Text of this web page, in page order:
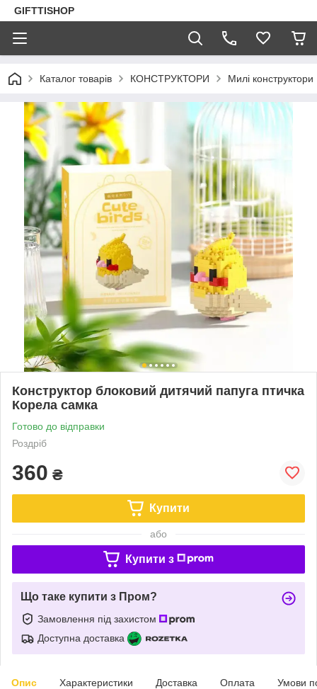
GIFTTISHOP
Каталог товарів КОНСТРУКТОРИ Милі конструктори
Конструктор блоковий дитячий папуга птичка
Корела самка
Готово до відправки
Роздріб
360 ₴
Купити
або
Купити з
Що таке купити з Пром?
Замовлення під захистом
Доступна доставка
Опис Характеристики Доставка Оплата Умови